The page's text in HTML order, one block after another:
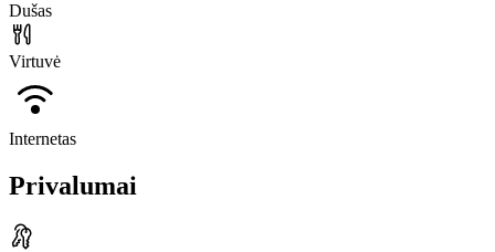
Dušas
Virtuvė
Internetas
Privalumai